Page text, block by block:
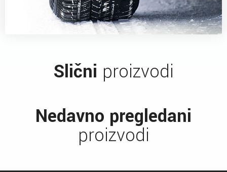
Slični proizvodi
Nedavno pregledani
proizvodi